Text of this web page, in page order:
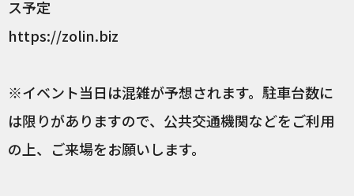
ス予定
https://zolin.biz
※イベント当日は混雑が予想されます。駐車台数に
は限りがありますので、公共交通機関などをご利用
の上、ご来場をお願いします。